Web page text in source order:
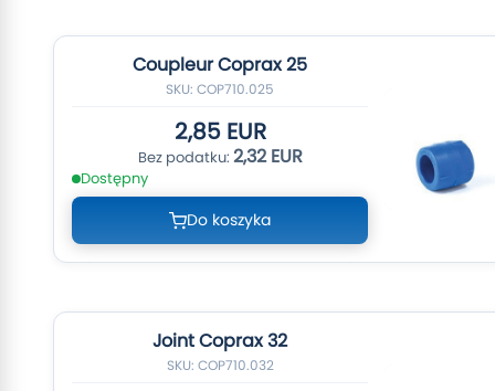
Coupleur Coprax 25
SKU: COP710.025
2,85 EUR
2,32 EUR
Dostępny
Do koszyka
Joint Coprax 32
SKU: COP710.032